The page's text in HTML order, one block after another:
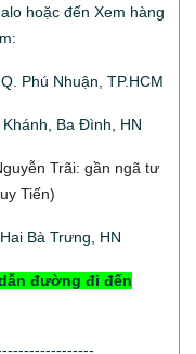
hoặc đến Xem hàng
Phú Nhuận, TP.HCM
Ba Đình, HN
Trãi: gần ngã tư
Tiến)
Bà Trưng, HN
đường đi đến